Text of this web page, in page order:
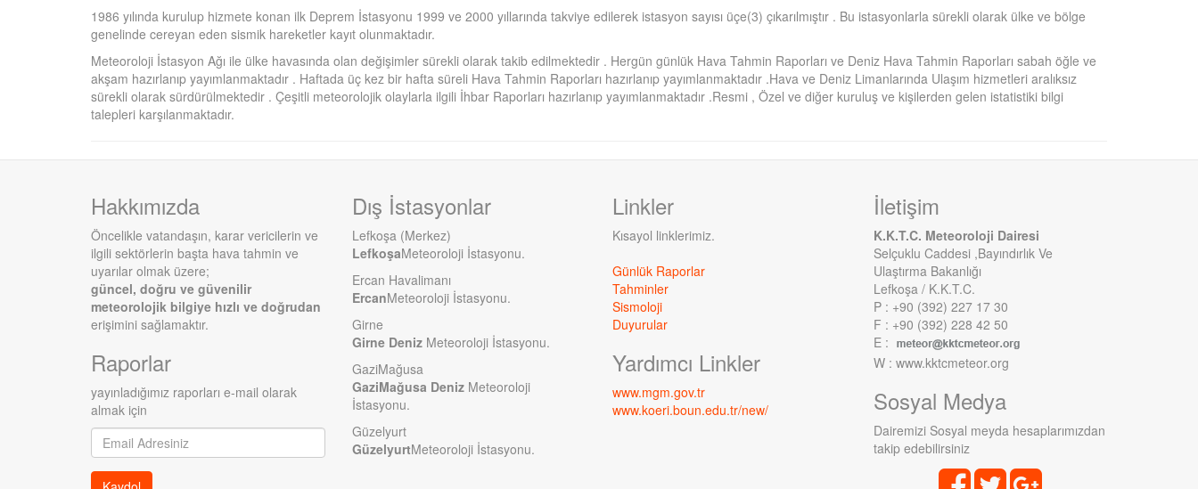
1986 yılında kurulup hizmete konan ilk Deprem İstasyonu 1999 ve 2000 yıllarında takviye edilerek istasyon sayısı üçe(3) çıkarılmıştır . Bu istasyonlarla sürekli olarak ülke ve bölge
genelinde cereyan eden sismik hareketler kayıt olunmaktadır.
Meteoroloji İstasyon Ağı ile ülke havasında olan değişimler sürekli olarak takib edilmektedir . Hergün günlük Hava Tahmin Raporları ve Deniz Hava Tahmin Raporları sabah öğle ve
akşam hazırlanıp yayımlanmaktadır . Haftada üç kez bir hafta süreli Hava Tahmin Raporları hazırlanıp yayımlanmaktadır .Hava ve Deniz Limanlarında Ulaşım hizmetleri aralıksız
sürekli olarak sürdürülmektedir . Çeşitli meteorolojik olaylarla ilgili İhbar Raporları hazırlanıp yayımlanmaktadır .Resmi , Özel ve diğer kuruluş ve kişilerden gelen istatistiki bilgi
talepleri karşılanmaktadır.
Hakkımızda
Öncelikle vatandaşın, karar vericilerin ve
ilgili sektörlerin başta hava tahmin ve
uyarılar olmak üzere;
güncel, doğru ve güvenilir
meteorolojik bilgiye hızlı ve doğrudan
erişimini sağlamaktır.
Raporlar
yayınladığımız raporları e-mail olarak
almak için
E-
mail
adres
Dış İstasyonlar
Lefkoşa (Merkez)
LefkoşaMeteoroloji İstasyonu.
Ercan Havalimanı
ErcanMeteoroloji İstasyonu.
Girne
Girne Deniz Meteoroloji İstasyonu.
GaziMağusa
GaziMağusa Deniz Meteoroloji
İstasyonu.
Güzelyurt
GüzelyurtMeteoroloji İstasyonu.
Linkler
Kısayol linklerimiz.
Günlük Raporlar
Tahminler
Sismoloji
Duyurular
Yardımcı Linkler
www.mgm.gov.tr
www.koeri.boun.edu.tr/new/
İletişim
K.K.T.C. Meteoroloji Dairesi
Selçuklu Caddesi ,Bayındırlık Ve
Ulaştırma Bakanlığı
Lefkoşa / K.K.T.C.
P : +90 (392) 227 17 30
F : +90 (392) 228 42 50
E :
W : www.kktcmeteor.org
Sosyal Medya
Dairemizi Sosyal meyda hesaplarımızdan
takip edebilirsiniz